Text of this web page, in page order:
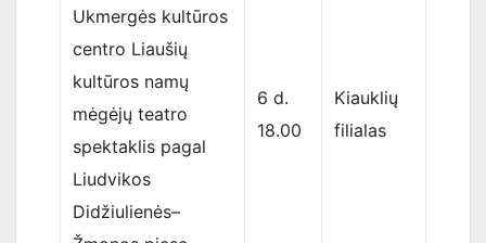
Ukmergės kultūros
centro Liaušių
kultūros namų
mėgėjų teatro
spektaklis pagal
Liudvikos
Didžiulienės–
6 d.
18.00
Kiauklių
filialas